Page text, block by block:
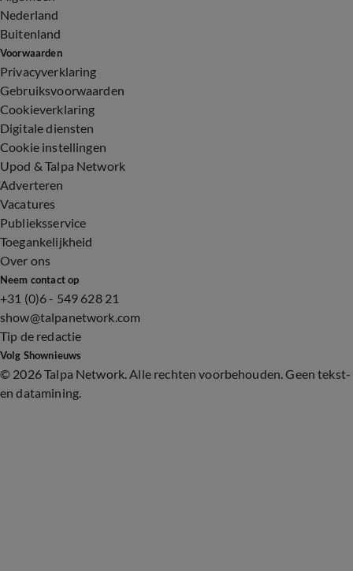
Nederland
Buitenland
Voorwaarden
Privacyverklaring
Gebruiksvoorwaarden
Cookieverklaring
Digitale diensten
Cookie instellingen
Upod & Talpa Network
Adverteren
Vacatures
Publieksservice
Toegankelijkheid
Over ons
Neem contact op
+31 (0)6 - 549 628 21
show@talpanetwork.com
Tip de redactie
Volg Shownieuws
© 2026 Talpa Network. Alle rechten voorbehouden. Geen tekst-
en datamining.